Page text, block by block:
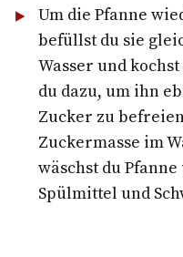
Um die Pfanne
befüllst du sie
Wasser und
du dazu, um ihn
Zucker zu
Zuckermasse im
wäschst du
Spülmittel und